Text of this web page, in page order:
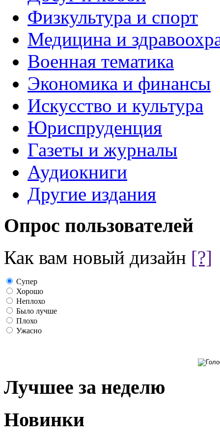
Физкультура и спорт
Медицина и
Военная тематика
Экономика и финансы
Искусство и культура
Юриспруденция
Газеты и журналы
Аудиокниги
Другие издания
Опрос пользователей
Как вам новый дизайн [?]
Супер
Хорошо
Неплохо
Было лучше
Плохо
Ужасно
Лучшее за неделю
Новинки